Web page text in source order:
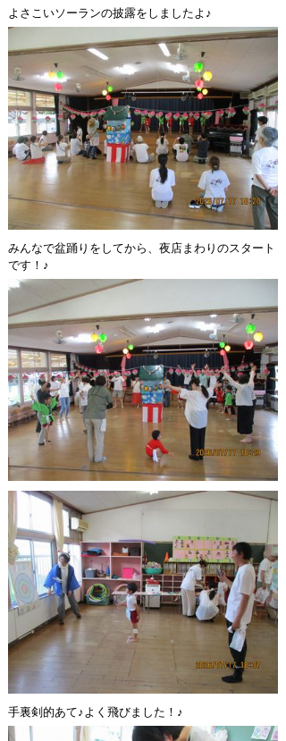
よさこいソーランの披露をしましたよ♪
みんなで盆踊りをしてから、夜店まわりのスタート
です！♪
手裏剣的あて♪よく飛びました！♪